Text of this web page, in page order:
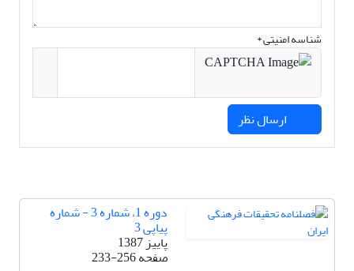
شناسه امنیتی *
دوره 1، شماره 3 - شماره
پیاپی 3
پاییز 1387
صفحه233-256